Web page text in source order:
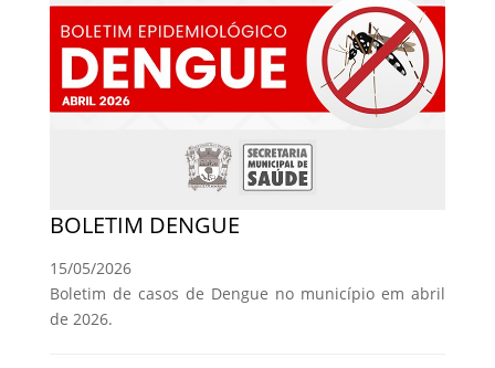
BOLETIM DENGUE
15/05/2026
Boletim de casos de Dengue no município em abril
de 2026.